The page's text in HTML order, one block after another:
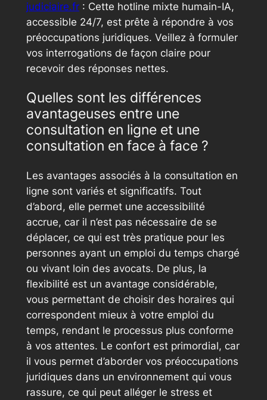
judiciaire.fr: Cette hotline mixte humain-IA,
accessible 24/7, est prête à répondre à vos
préoccupations juridiques. Veillez à formuler
vos interrogations de façon claire pour
recevoir des réponses nettes.
Quelles sont les différences
avantageuses entre une
consultation en ligne et une
consultation en face à face ?
Les avantages associés à la consultation en
ligne sont variés et significatifs. Tout
d’abord, elle permet une accessibilité
accrue, car il n’est pas nécessaire de se
déplacer, ce qui est très pratique pour les
personnes ayant un emploi du temps chargé
ou vivant loin des avocats. De plus, la
flexibilité est un avantage considérable,
vous permettant de choisir des horaires qui
correspondent mieux à votre emploi du
temps, rendant le processus plus conforme
à vos attentes. Le confort est primordial, car
il vous permet d’aborder vos préoccupations
juridiques dans un environnement qui vous
rassure, ce qui peut alléger le stress et